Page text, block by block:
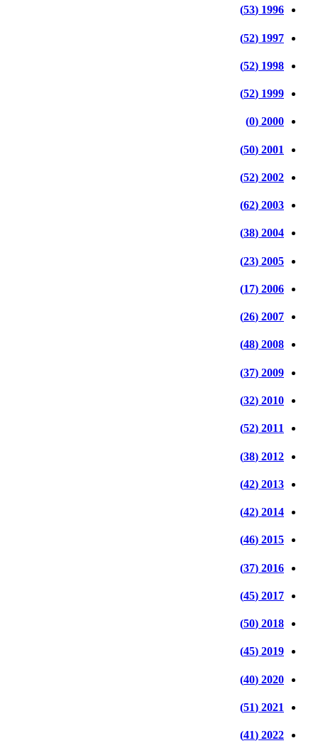
1996 (53)
1997 (52)
1998 (52)
1999 (52)
2000 (0)
2001 (50)
2002 (52)
2003 (62)
2004 (38)
2005 (23)
2006 (17)
2007 (26)
2008 (48)
2009 (37)
2010 (32)
2011 (52)
2012 (38)
2013 (42)
2014 (42)
2015 (46)
2016 (37)
2017 (45)
2018 (50)
2019 (45)
2020 (40)
2021 (51)
2022 (41)